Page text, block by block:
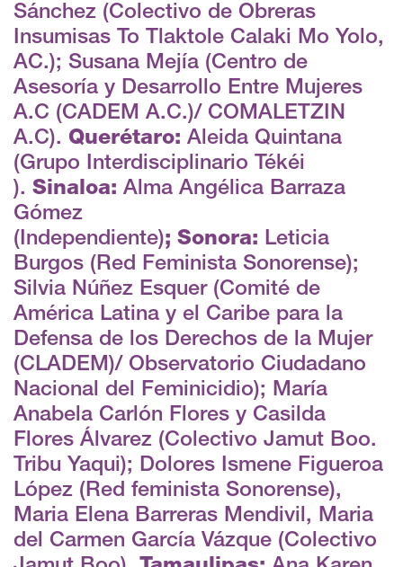
Sánchez (Colectivo de Obreras
Insumisas To Tlaktole Calaki Mo Yolo,
AC.); Susana Mejía (Centro de
Asesoría y Desarrollo Entre Mujeres
A.C (CADEM A.C.)/ COMALETZIN
A.C). Querétaro: Aleida Quintana
(Grupo Interdisciplinario Tékéi
). Sinaloa: Alma Angélica Barraza
Gómez
(Independiente); Sonora: Leticia
Burgos (Red Feminista Sonorense);
Silvia Núñez Esquer (Comité de
América Latina y el Caribe para la
Defensa de los Derechos de la Mujer
(CLADEM)/ Observatorio Ciudadano
Nacional del Feminicidio); María
Anabela Carlón Flores y Casilda
Flores Álvarez (Colectivo Jamut Boo.
Tribu Yaqui); Dolores Ismene Figueroa
López (Red feminista Sonorense),
Maria Elena Barreras Mendivil, Maria
del Carmen García Vázque (Colectivo